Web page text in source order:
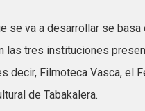
se va a desarrollar se
las tres instituciones
decir, Filmoteca Vasca, el
de Tabakalera.